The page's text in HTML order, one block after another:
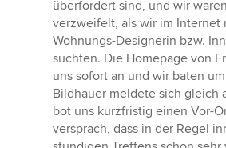
überfordert sind, und wir
verzweifelt, als wir im Internet
Wohnungs-Designerin bzw.
suchten. Die Homepage von
uns sofort an und wir baten
Bildhauer meldete sich gleich
bot uns kurzfristig einen Vor-
versprach, dass in der Regel